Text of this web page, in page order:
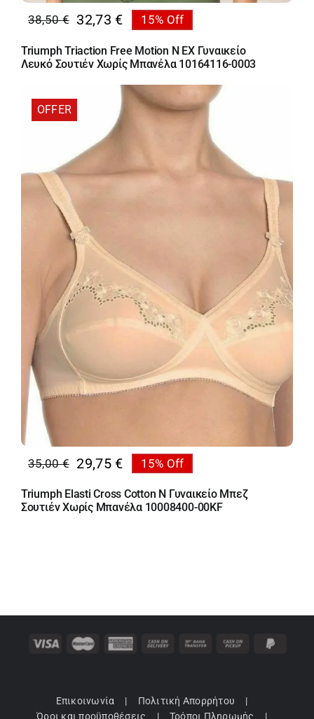
38,50€
Original
price
was:
32,73 €
Η
τρέχουσα
τιμή
32,73 €.
15% Off
Triumph Triaction Free Motion N EX Γυναικείο
Λευκό Σουτιέν Χωρίς Μπανέλα 10164116-0003
OFFER
35,00€
Original
price
was:
29,75 €
Η
τρέχουσα
τιμή
15% Off
Triumph Elasti Cross Cotton N Γυναικείο Μπεζ
Σουτιέν Χωρίς Μπανέλα 10008400-00KF
Επικοινωνία
Πολιτική Απορρήτου
Όροι και προϋποθέσεις
Τρόποι Πληρωμής